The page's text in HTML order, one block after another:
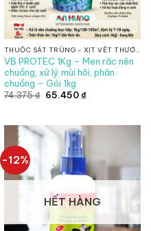
THUỐC SÁT TRÙNG - XỊT VẾT THƯƠNG
VB PROTEC 1Kg – Men răc nên
chuồng, xử lý mùi hôi, phân
chuồng – Gói 1kg
74.375₫ Giá
65.450₫Giá
65.450 ₫.
-12%
HẾT HÀNG